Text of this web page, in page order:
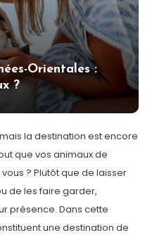
Orientales :
?
la destination est encore
que vos animaux de
? Plutôt que de laisser
de les faire garder,
présence. Dans cette
une destination de